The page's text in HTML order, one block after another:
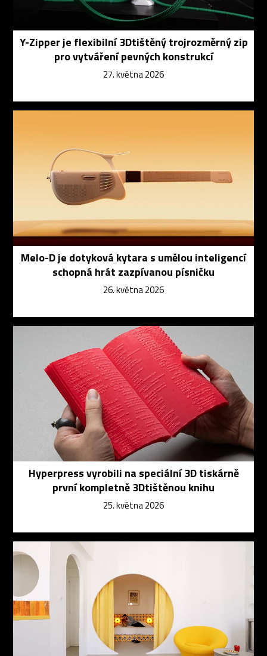
Y-Zipper je flexibilní 3Dtištěný trojrozměrný zip
pro vytváření pevných konstrukcí
27. května 2026
Melo-D je dotyková kytara s umělou inteligencí
schopná hrát zazpívanou písničku
26. května 2026
Hyperpress vyrobili na speciální 3D tiskárně
první kompletně 3Dtištěnou knihu
25. května 2026